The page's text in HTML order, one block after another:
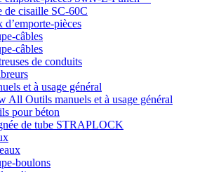
de cisaille SC-60C
d’emporte-pièces
câbles
câbles
de conduits
et à usage général
All Outils manuels et à usage général
pour béton
de tube STRAPLOCK
boulons